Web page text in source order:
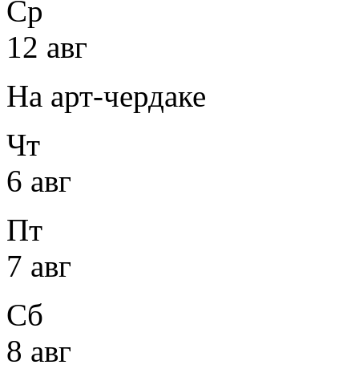
Ср
12 авг
На арт-чердаке
Чт
6 авг
Пт
7 авг
Сб
8 авг